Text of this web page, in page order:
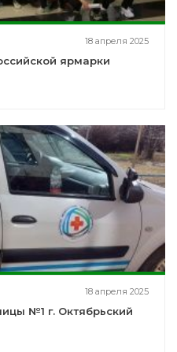
18 апреля 2025
ярмарки
18 апреля 2025
№1 г. Октябрьский